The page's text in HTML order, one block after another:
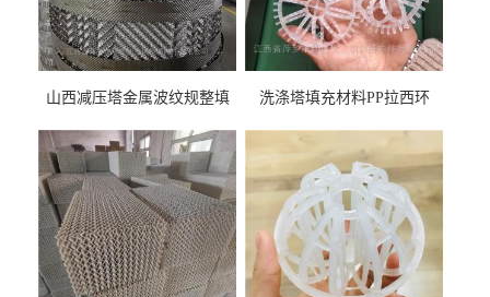
山西减压塔金属波纹规整填
料
洗涤塔填充材料PP拉西环